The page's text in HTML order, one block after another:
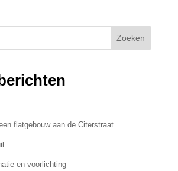
Zoeken
flatgebouw aan de Citerstraat
en voorlichting